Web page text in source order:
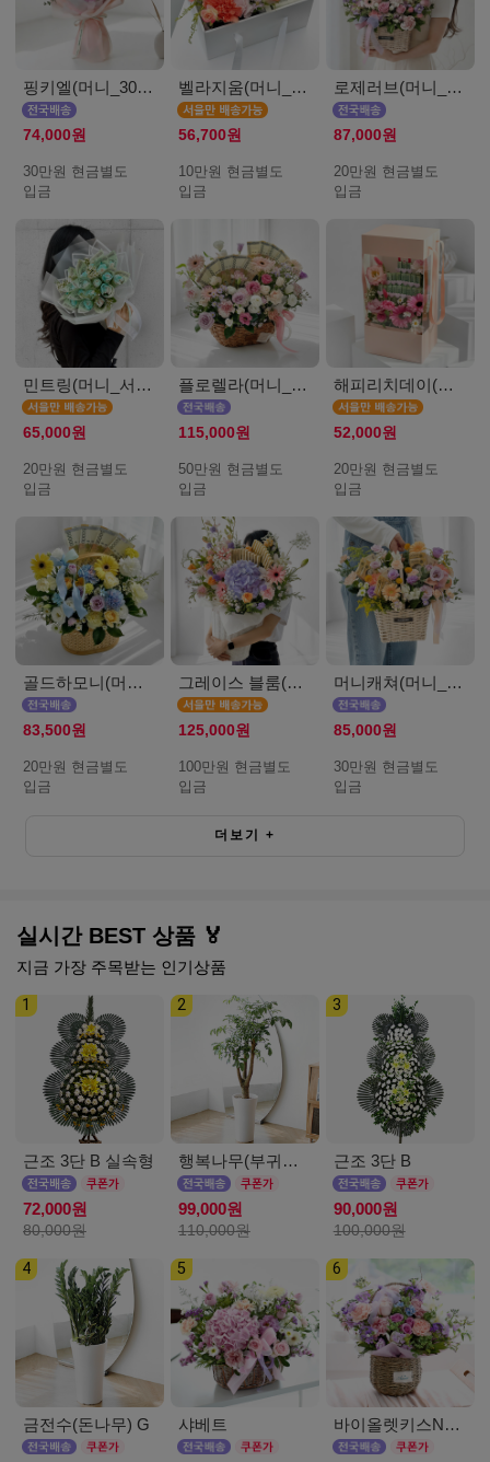
핑키엘(머니_30만원)
74,000원
30만원 현금별도
입금
벨라지움(머니_서울_10만원)
56,700원
10만원 현금별도
입금
로제러브(머니_20만원)
87,000원
20만원 현금별도
입금
민트링(머니_서울_20만원)
65,000원
20만원 현금별도
입금
플로렐라(머니_50만원)
115,000원
50만원 현금별도
입금
해피리치데이(머니_서울_20만원)
52,000원
20만원 현금별도
입금
골드하모니(머니_20만원)
83,500원
20만원 현금별도
입금
그레이스 블룸(머니_서울_100만원)
125,000원
100만원 현금별도
입금
머니캐쳐(머니_30만원)
85,000원
30만원 현금별도
입금
더보기 +
실시간 BEST 상품 🏅
지금 가장 주목받는 인기상품
근조 3단 B 실속형
72,000원
80,000원
1
행복나무(부귀수) D
99,000원
110,000원
2
근조 3단 B
90,000원
100,000원
3
금전수(돈나무) G
4
샤베트
5
바이올렛키스NEW
6